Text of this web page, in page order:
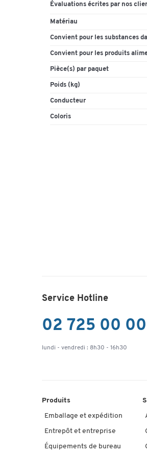
Évaluations écrites par nos
Matériau
Convient pour les substances
Convient pour les produits
Pièce(s) par paquet
Poids (kg)
Conducteur
Coloris
Service Hotline
02 725 00 00
lundi - vendredi : 8h30 - 16h30
Produits
Emballage et expédition
Entrepôt et entreprise
Équipements de bureau